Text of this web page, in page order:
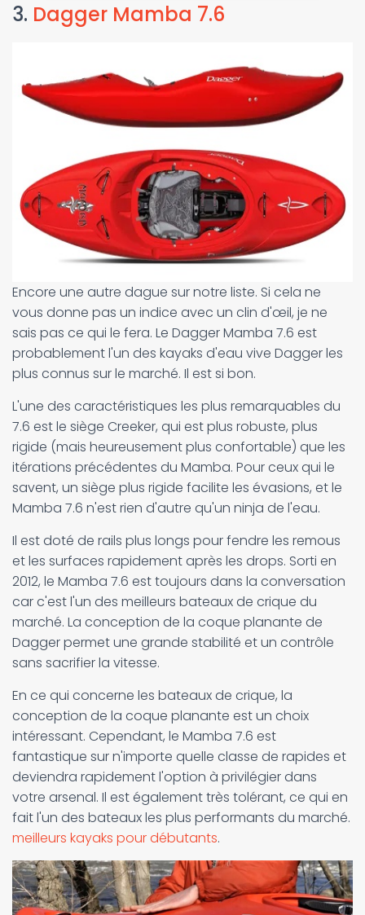
3. Dagger Mamba 7.6
Encore une autre dague sur notre liste. Si cela ne
vous donne pas un indice avec un clin d'œil, je ne
sais pas ce qui le fera. Le Dagger Mamba 7.6 est
probablement l'un des kayaks d'eau vive Dagger les
plus connus sur le marché. Il est si bon.
L'une des caractéristiques les plus remarquables du
7.6 est le siège Creeker, qui est plus robuste, plus
rigide (mais heureusement plus confortable) que les
itérations précédentes du Mamba. Pour ceux qui le
savent, un siège plus rigide facilite les évasions, et le
Mamba 7.6 n'est rien d'autre qu'un ninja de l'eau.
Il est doté de rails plus longs pour fendre les remous
et les surfaces rapidement après les drops. Sorti en
2012, le Mamba 7.6 est toujours dans la conversation
car c'est l'un des meilleurs bateaux de crique du
marché. La conception de la coque planante de
Dagger permet une grande stabilité et un contrôle
sans sacrifier la vitesse.
En ce qui concerne les bateaux de crique, la
conception de la coque planante est un choix
intéressant. Cependant, le Mamba 7.6 est
fantastique sur n'importe quelle classe de rapides et
deviendra rapidement l'option à privilégier dans
votre arsenal. Il est également très tolérant, ce qui en
fait l'un des bateaux les plus performants du marché.
meilleurs kayaks pour débutants.